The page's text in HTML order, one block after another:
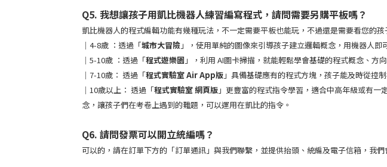
Q5. 我想讓孩子用凱比機器人練習編寫程式，請問需要另購平板嗎？
凱比機器人的程式編輯功能有幾種玩法，不一定需要平板也能玩，不過還是需要看您的孩
｜4-8歲 ：透過「城市大冒險 」，使用單純的圖像來引導孩子建立邏輯概念，用機器人即
｜5-10歲 ：透過「程式遊樂園 」，利用 AI圖卡掃描，就能輕鬆學會基礎的程式概念、方
｜7-10歲： 透過「程式實驗室 Air App版 」具備基礎應有的程式方塊，孩子能及時從控
｜10歲以上： 透過「程式實驗室 網頁版 」更豐富的程式指令學習，適合中高年級或有
念，讓孩子們在考卷上遇到的難題，可以運用在凱比的指令。
Q6. 請問發票可以開立統編嗎？
可以的，請在訂單下方的「訂單通訊」與我們聯繫，並提供抬頭、統編及電子信箱，我